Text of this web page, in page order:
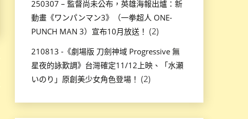
250307 – 監督尚未公布，英雄海報出爐：新
動畫《ワンパンマン3》（一拳超人 ONE-
PUNCH MAN 3）宣布10月放送！ (2)
210813 -《劇場版 刀劍神域 Progressive 無
星夜的詠歎調》台灣確定11/12上映、「水瀬
いのり」原創美少女角色登場！ (2)